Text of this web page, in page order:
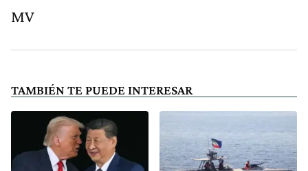
MV
TAMBIÉN TE PUEDE INTERESAR